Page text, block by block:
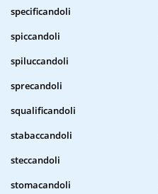
specificandoli
spiccandoli
spiluccandoli
sprecandoli
squalificandoli
stabaccandoli
steccandoli
stomacandoli